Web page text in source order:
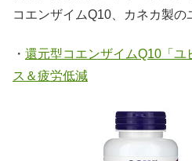
コエンザイムQ10、カネカ製の
・ 還元型コエンザイムQ10「ユ
ス＆疲労低減